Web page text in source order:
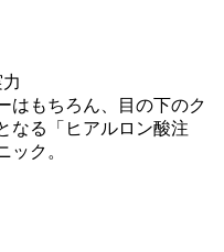
はもちろん、目の下のク
なる「ヒアルロン酸注
ック。